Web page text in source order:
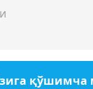
қўшимча